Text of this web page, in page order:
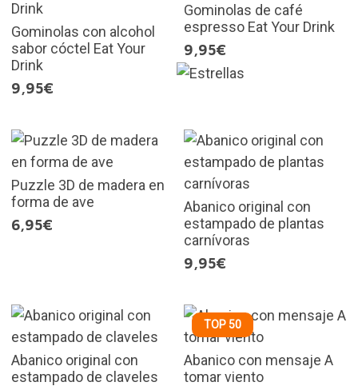
Gominolas con alcohol
sabor cóctel Eat Your
Drink
9,95€
Gominolas de café
espresso Eat Your Drink
9,95€
Puzzle 3D de madera en
forma de ave
6,95€
Abanico original con
estampado de plantas
carnívoras
9,95€
Abanico original con
estampado de claveles
TOP 50
Abanico con mensaje A
tomar viento